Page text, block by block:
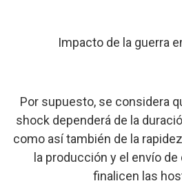
Impacto de la guerra
Por supuesto, se considera
shock dependerá de la
como así también de la
la producción y el envío
finalicen las